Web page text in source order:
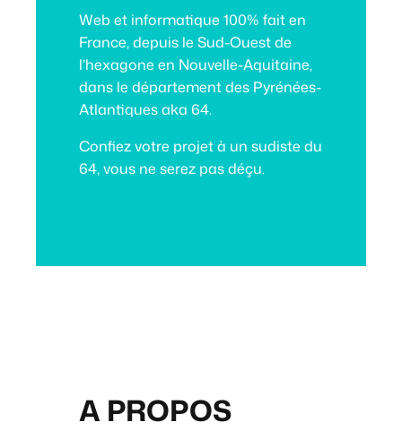
Web et informatique 100% fait en
France, depuis le Sud-Ouest de
l’hexagone en Nouvelle-Aquitaine,
dans le département des Pyrénées-
Atlantiques aka 64.
Confiez votre projet à un sudiste du
64, vous ne serez pas déçu.
A PROPOS